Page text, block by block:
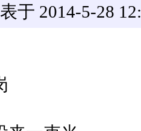
于 2014-5-28